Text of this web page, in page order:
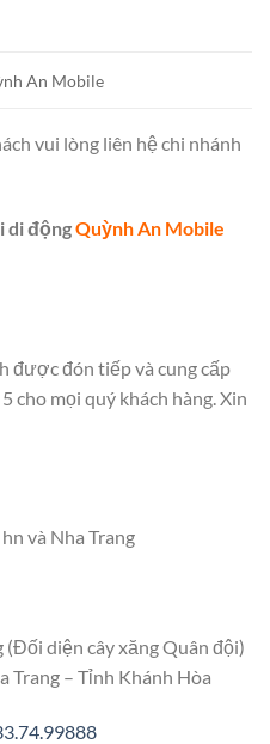
An Mobile
vui lòng liên hệ chi nhánh
di độngQuỳnh An Mobile
được đón tiếp và cung cấp
cho mọi quý khách hàng. Xin
và Nha Trang
(Đối diện cây xăng Quân đội)
Trang – Tỉnh Khánh Hòa